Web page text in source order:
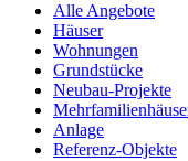
Alle Angebote
Häuser
Wohnungen
Grundstücke
Neubau-Projekte
Anlage
Referenz-Objekte